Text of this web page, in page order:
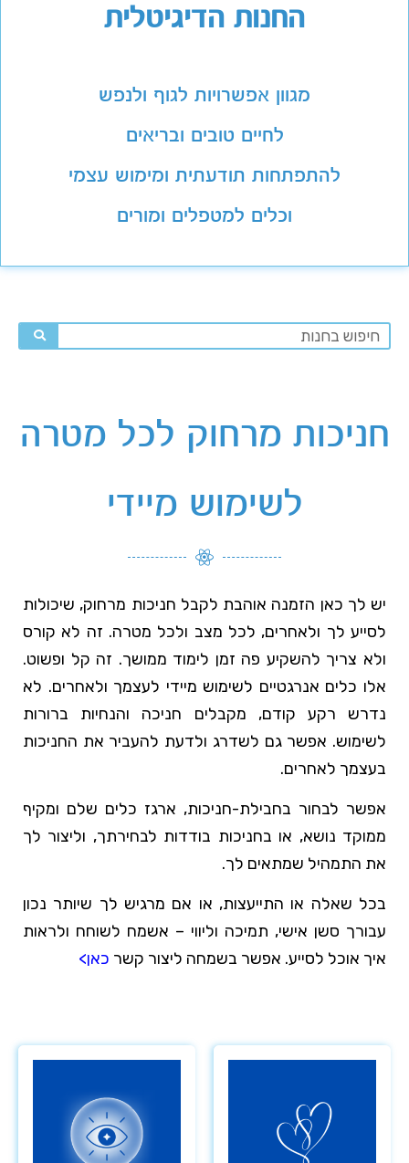
החנות הדיגיטלית
מגוון אפשרויות לגוף ולנפש
לחיים טובים ובריאים
להתפתחות תודעתית ומימוש עצמי
וכלים למטפלים ומורים
חניכות מרחוק לכל מטרה
לשימוש מיידי
יש לך כאן הזמנה אוהבת לקבל חניכות מרחוק, שיכולות
לסייע לך ולאחרים, לכל מצב ולכל מטרה. זה לא קורס
ולא צריך להשקיע פה זמן לימוד ממושך. זה קל ופשוט.
אלו כלים אנרגטיים לשימוש מיידי לעצמך ולאחרים. לא
נדרש רקע קודם, מקבלים חניכה והנחיות ברורות
לשימוש. אפשר גם לשדרג ולדעת להעביר את החניכות
בעצמך לאחרים.
אפשר לבחור בחבילת-חניכות, ארגז כלים שלם ומקיף
ממוקד נושא, או בחניכות בודדות לבחירתך, וליצור לך
את התמהיל שמתאים לך.
בכל שאלה או התייעצות, או אם מרגיש לך שיותר נכון
עבורך סשן אישי, תמיכה וליווי – אשמח לשוחח ולראות
איך אוכל לסייע. אפשר בשמחה ליצור קשר כאן>